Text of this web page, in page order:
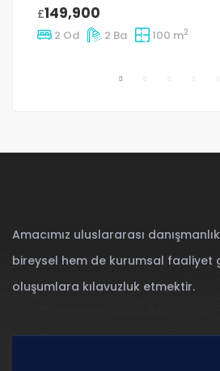
£149,900
2 Od 2 Ba 100 m2
Amacımız uluslararası
bireysel hem de kurumsal faaliyet
oluşumlara kılavuzluk etmektir.